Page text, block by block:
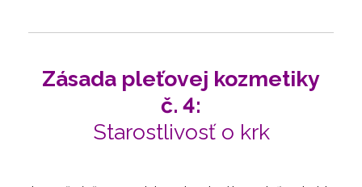
Zásada pleťovej kozmetiky
č. 4:
Starostlivosť o krk